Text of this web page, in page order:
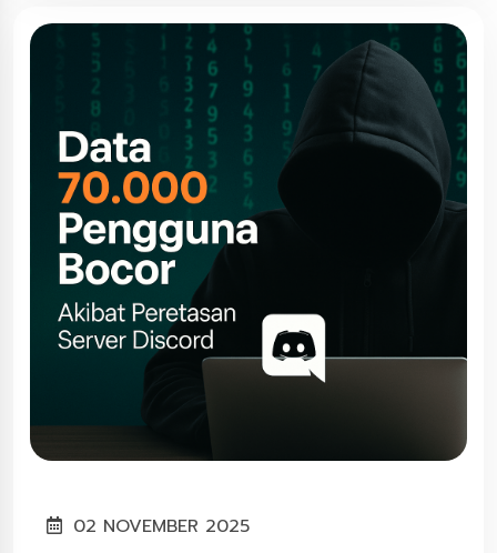
02 NOVEMBER 2025